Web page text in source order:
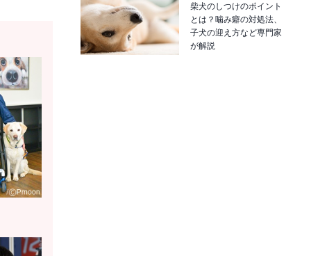
柴犬のしつけのポイント
とは？噛み癖の対処法、
子犬の迎え方など専門家
が解説